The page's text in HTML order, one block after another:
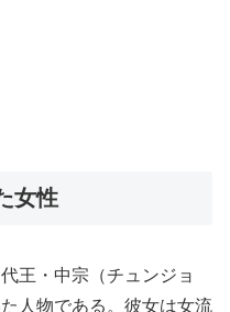
女性
王・中宗（チュンジョ
人物である。彼女は女流